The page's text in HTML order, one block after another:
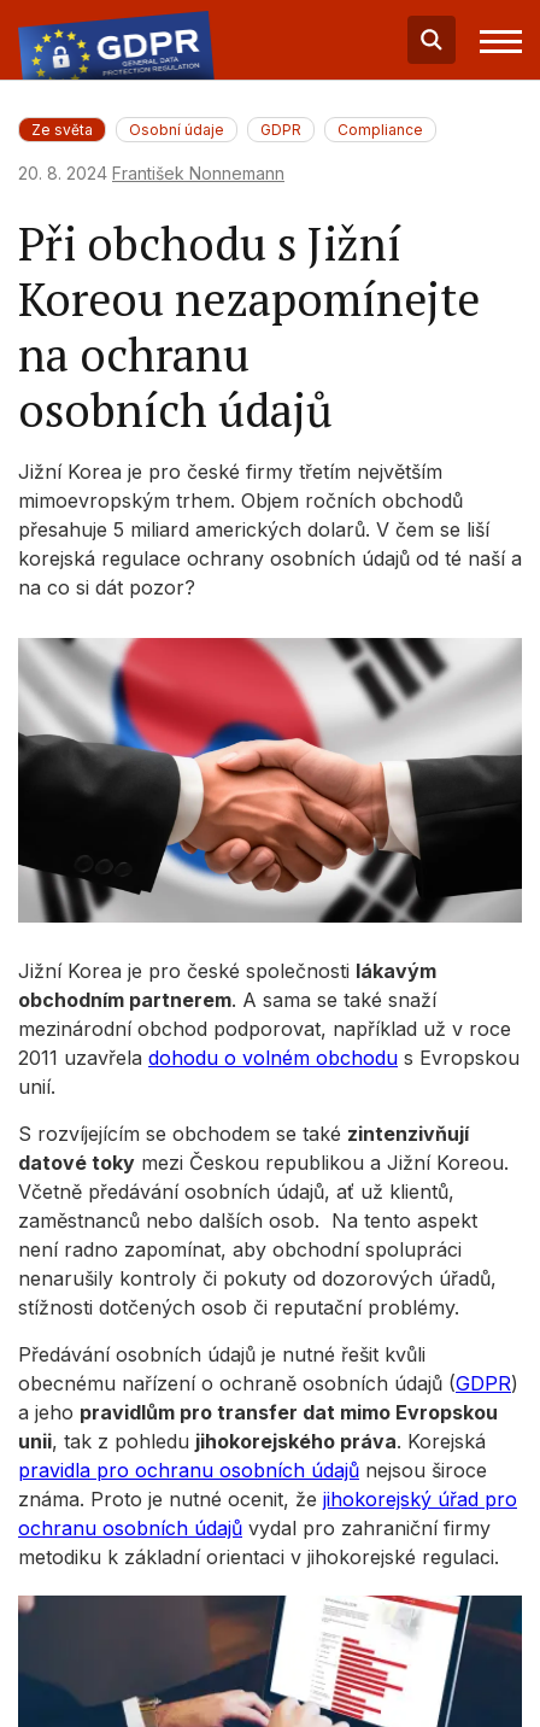
Ze světa Osobní údaje GDPR Compliance
20. 8. 2024 František Nonnemann
Při obchodu s Jižní
Koreou nezapomínejte
na ochranu
osobních údajů
Jižní Korea je pro české firmy třetím největším
mimoevropským trhem. Objem ročních obchodů
přesahuje 5 miliard amerických dolarů. V čem se liší
korejská regulace ochrany osobních údajů od té naší a
na co si dát pozor?
Jižní Korea je pro české společnosti lákavým
obchodním partnerem. A sama se také snaží
mezinárodní obchod podporovat, například už v roce
2011 uzavřela dohodu o volném obchodu s Evropskou
unií.
S rozvíjejícím se obchodem se také zintenzivňují
datové toky mezi Českou republikou a Jižní Koreou.
Včetně předávání osobních údajů, ať už klientů,
zaměstnanců nebo dalších osob. Na tento aspekt
není radno zapomínat, aby obchodní spolupráci
nenarušily kontroly či pokuty od dozorových úřadů,
stížnosti dotčených osob či reputační problémy.
Předávání osobních údajů je nutné řešit kvůli
obecnému nařízení o ochraně osobních údajů (GDPR)
a jeho pravidlům pro transfer dat mimo Evropskou
unii, tak z pohledu jihokorejského práva. Korejská
pravidla pro ochranu osobních údajů nejsou široce
známa. Proto je nutné ocenit, že jihokorejský úřad pro
ochranu osobních údajů vydal pro zahraniční firmy
metodiku k základní orientaci v jihokorejské regulaci.